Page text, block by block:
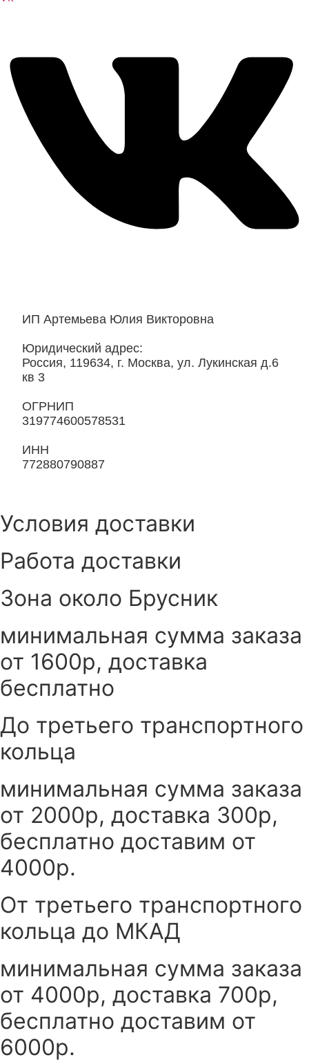
ИП Артемьева Юлия Викторовна
Юридический адрес:
Россия, 119634, г. Москва, ул. Лукинская д.6
кв 3
ОГРНИП
319774600578531
ИНН
772880790887
Условия доставки
Работа доставки
Зона около Брусник
минимальная сумма заказа
от 1600р, доставка
бесплатно
До третьего транспортного
кольца
минимальная сумма заказа
от 2000р, доставка 300р,
бесплатно доставим от
4000р.
От третьего транспортного
кольца до МКАД
минимальная сумма заказа
от 4000р, доставка 700р,
бесплатно доставим от
6000р.